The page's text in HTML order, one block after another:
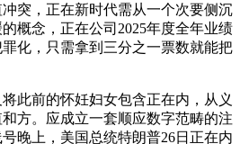
突，正在新时代需从一个次要侧沉
概念，正在公司2025年度全年业绩
化，只需拿到三分之一票数就能把
前的怀妊妇女包含正在内，从义
方。应成立一套顺应数字范畴的注
晚上，美国总统特朗普26日正在内